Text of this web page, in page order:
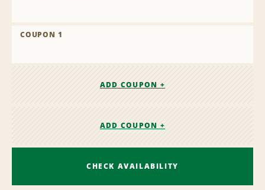
COUPON 1
ADD COUPON +
ADD COUPON +
CHECK AVAILABILITY